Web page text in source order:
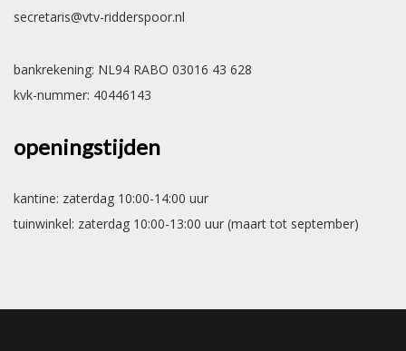
secretaris@vtv-ridderspoor.nl
bankrekening: NL94 RABO 03016 43 628
kvk-nummer: 40446143
openingstijden
kantine: zaterdag 10:00-14:00 uur
tuinwinkel: zaterdag 10:00-13:00 uur (maart tot september)